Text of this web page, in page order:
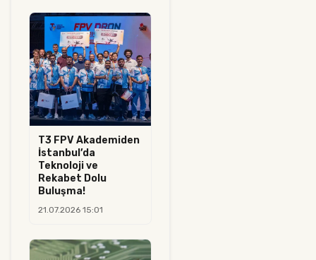
T3 FPV Akademiden
İstanbul’da
Teknoloji ve
Rekabet Dolu
Buluşma!
21.07.2026 15:01